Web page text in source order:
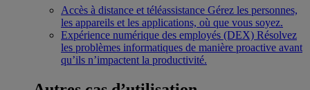
Accès à distance et téléassistance Gérez les personnes,
les appareils et les applications, où que vous soyez.
Expérience numérique des employés (DEX) Résolvez
les problèmes informatiques de manière proactive avant
qu’ils n’impactent la productivité.